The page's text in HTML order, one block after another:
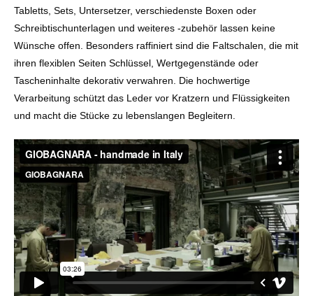
Tabletts, Sets, Untersetzer, verschiedenste Boxen oder
Schreibtischunterlagen und weiteres -zubehör lassen keine
Wünsche offen. Besonders raffiniert sind die Faltschalen, die mit
ihren flexiblen Seiten Schlüssel, Wertgegenstände oder
Tascheninhalte dekorativ verwahren. Die hochwertige
Verarbeitung schützt das Leder vor Kratzern und Flüssigkeiten
und macht die Stücke zu lebenslangen Begleitern.